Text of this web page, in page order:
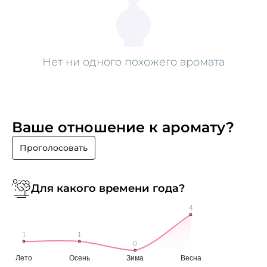
Нет ни одного похожего аромата
Ваше отношение к аромату?
Проголосовать
Для какого времени года?